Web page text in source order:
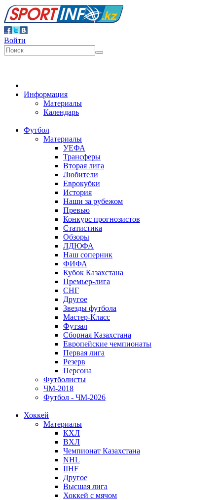
Войти
Информация
Материалы
Календарь
Футбол
Материалы
УЕФА
Трансферы
Вторая лига
Любители
Еврокубки
История
Наши за рубежом
Превью
Конкурс прогнозистов
Статистика
Обзоры
ЛДЮФА
Наш соперник
ФИФА
Кубок Казахстана
Премьер-лига
СНГ
Другое
Звезды футбола
Мастер-Класс
Футзал
Сборная Казахстана
Европейские чемпионаты
Первая лига
Резерв
Персона
Футболисты
ЧМ-2018
Футбол - ЧМ-2026
Хоккей
Материалы
КХЛ
ВХЛ
Чемпионат Казахстана
NHL
IIHF
Другое
Высшая лига
Хоккей с мячом